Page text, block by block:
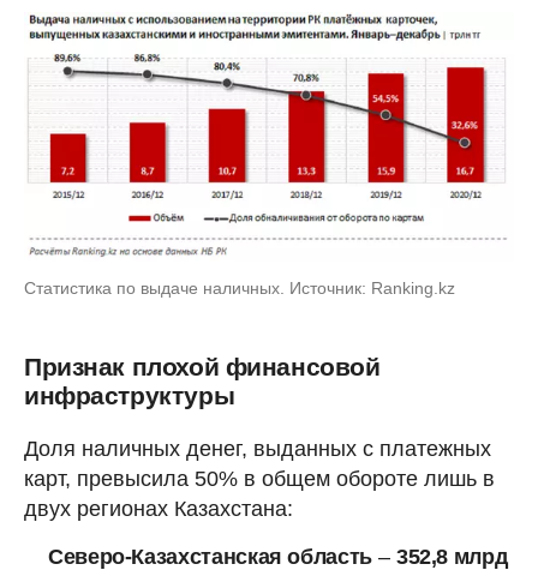
Статистика по выдаче наличных. Источник: Ranking.kz
Признак плохой финансовой
инфраструктуры
Доля наличных денег, выданных с платежных
карт, превысила 50% в общем обороте лишь в
двух регионах Казахстана:
Северо-Казахстанская область– 352,8 млрд